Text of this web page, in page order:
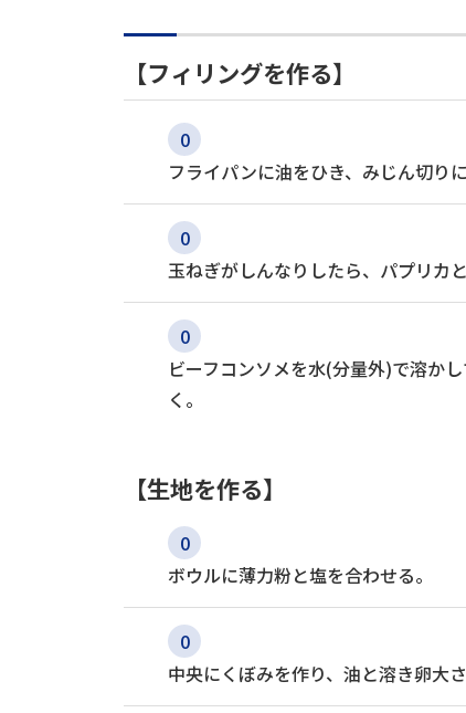
【フィリングを作る】
フライパンに油をひき、みじん切り
玉ねぎがしんなりしたら、パプリカ
ビーフコンソメを水(分量外)で溶か
く。
【生地を作る】
ボウルに薄力粉と塩を合わせる。
中央にくぼみを作り、油と溶き卵大